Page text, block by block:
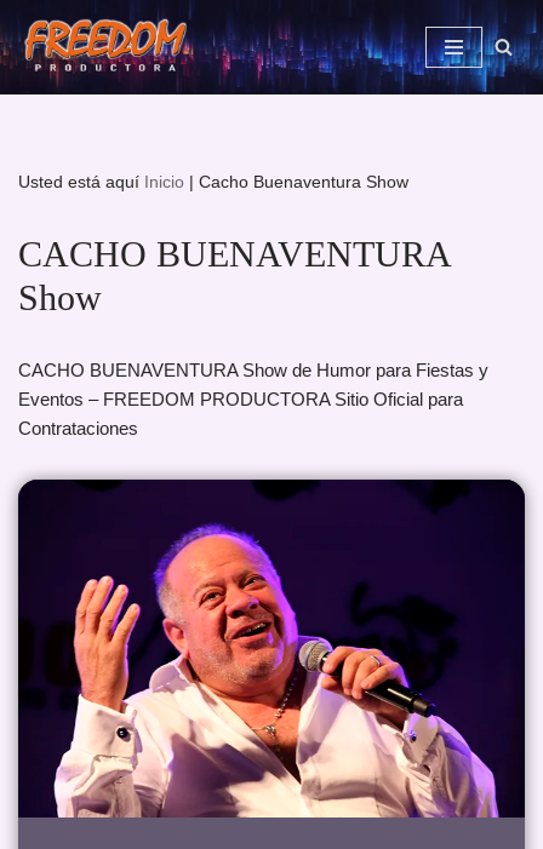
Saltar
al
Usted está aquí Inicio | Cacho Buenaventura Show
CACHO BUENAVENTURA
Show
CACHO BUENAVENTURA Show de Humor para Fiestas y
Eventos – FREEDOM PRODUCTORA Sitio Oficial para
Contrataciones